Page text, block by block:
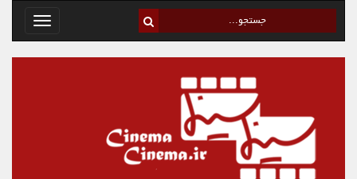
Toggle